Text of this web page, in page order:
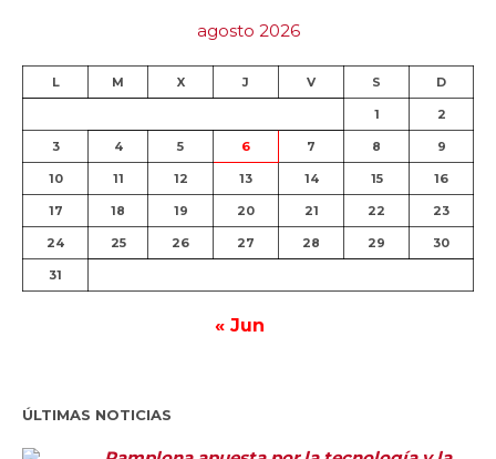
agosto 2026
L M X J V S D
1 2
3 4 5 6 7 8 9
10 11 12 13 14 15 16
17 18 19 20 21 22 23
24 25 26 27 28 29 30
31
« Jun
ÚLTIMAS NOTICIAS